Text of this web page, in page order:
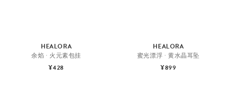
HEALORA
余焰 · 火元素包挂
¥428
HEALORA
蜜光漂浮 · 黄水晶耳坠
¥899